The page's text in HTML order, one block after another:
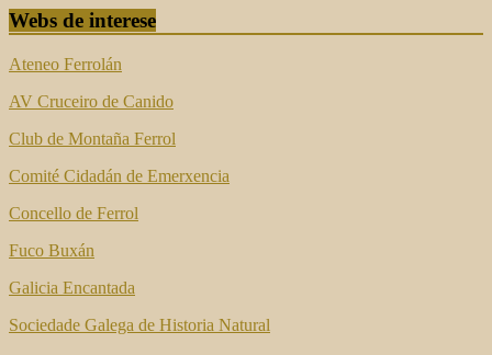
Webs de interese
Ateneo Ferrolán
AV Cruceiro de Canido
Club de Montaña Ferrol
Comité Cidadán de Emerxencia
Concello de Ferrol
Fuco Buxán
Galicia Encantada
Sociedade Galega de Historia Natural